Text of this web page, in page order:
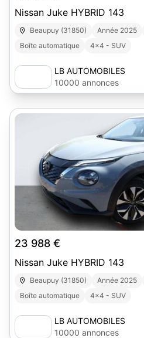
Nissan Juke HYBRID 143
Beaupuy (31850) Année 2025
Boîte automatique
4x4 - SUV
LB AUTOMOBILES
10000 annonces
23 988 €
Nissan Juke HYBRID 143
Beaupuy (31850) Année 2025
Boîte automatique
4x4 - SUV
LB AUTOMOBILES
10000 annonces